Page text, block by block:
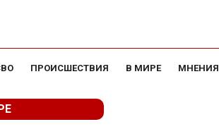
ПРОИСШЕСТВИЯ В МИРЕ МНЕНИЯ